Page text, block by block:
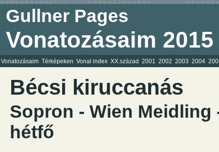
Gullner Pages
Vonatozásaim 2015
Vonatozásaim Térképeken Vonal index XX.század 2001 2002 2003 2004
Bécsi kiruccanás
Sopron - Wien Meidling
hétfő